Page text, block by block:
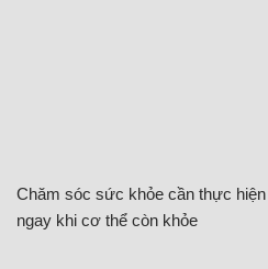
Chăm sóc sức khỏe cần thực hiện
ngay khi cơ thể còn khỏe